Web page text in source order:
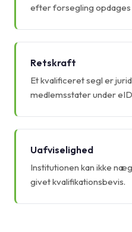
efter forsegling opdages
Retskraft
Et kvalificeret segl er
medlemsstater under
Uafviselighed
Institutionen kan ikke
givet kvalifikationsbevis.